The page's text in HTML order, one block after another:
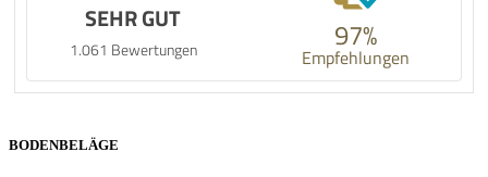
SEHR GUT
1.061 Bewertungen 97%
Empfehlungen
BODENBELÄGE